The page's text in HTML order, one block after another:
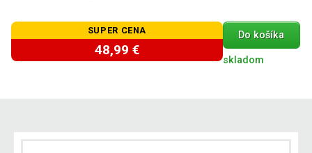
SUPER CENA
48,99 €
Do košíka
skladom